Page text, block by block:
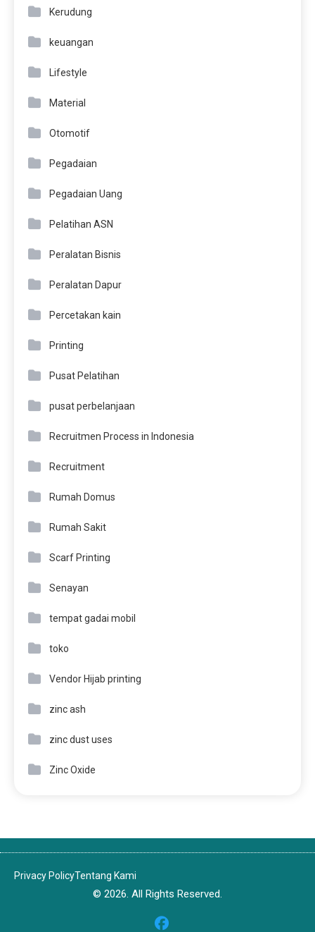
Kerudung
keuangan
Lifestyle
Material
Otomotif
Pegadaian
Pegadaian Uang
Pelatihan ASN
Peralatan Bisnis
Peralatan Dapur
Percetakan kain
Printing
Pusat Pelatihan
pusat perbelanjaan
Recruitmen Process in Indonesia
Recruitment
Rumah Domus
Rumah Sakit
Scarf Printing
Senayan
tempat gadai mobil
toko
Vendor Hijab printing
zinc ash
zinc dust uses
Zinc Oxide
Privacy PolicyTentang Kami
© 2026. All Rights Reserved.